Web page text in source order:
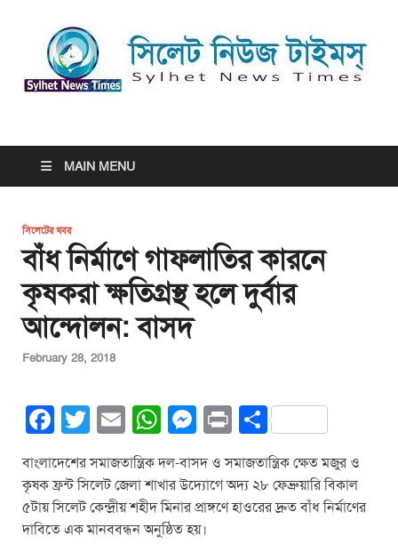
সিলেট নিউজ টাইমস্ | Sylhet
News Times
MAIN MENU
সিলেটের খবর
বাঁধ নির্মাণে গাফলাতির কারনে
কৃষকরা ক্ষতিগ্রস্থ হলে দুর্বার
আন্দোলন: বাসদ
February 28, 2018
F
c
e
b
T
wi
tt
er
E
m
ail
W
at
s
A
M
ss
e
n
Pr
in
t
S
h
ar
e
বাংলাদেশের সমাজতান্ত্রিক দল-বাসদ ও সমাজতান্ত্রিক ক্ষেত মজুর ও
কৃষক ফ্রন্ট সিলেট জেলা শাখার উদ্যোগে অদ্য ২৮ ফেব্রুয়ারি বিকাল
৫টায় সিলেট কেন্দ্রীয় শহীদ মিনার প্রাঙ্গণে হাওরের দ্রুত বাঁধ নির্মাণের
দাবিতে এক মানববন্ধন অনুষ্ঠিত হয়।